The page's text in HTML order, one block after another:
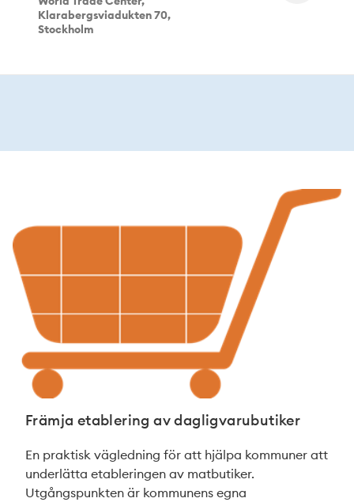
Klarabergsviadukten 70,
Stockholm
Främja etablering av dagligvarubutiker
En praktisk vägledning för att hjälpa kommuner att
underlätta etableringen av matbutiker.
Utgångspunkten är kommunens egna